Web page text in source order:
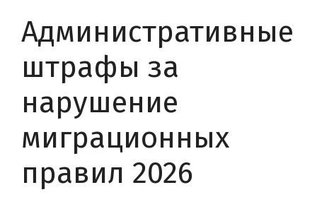
Административные
штрафы за
нарушение
миграционных
правил 2026